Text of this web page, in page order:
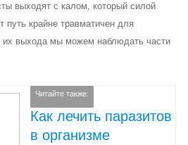
выходят с калом, который силой
путь крайне травматичен для
их выхода мы можем наблюдать части
Читайте также:
Как лечить паразитов
в организме